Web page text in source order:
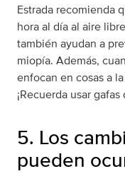
Estrada recomienda
hora al día al aire
también ayudan a
miopía. Además,
enfocan en cosas a
¡Recuerda usar gafas
5. Los
pueden